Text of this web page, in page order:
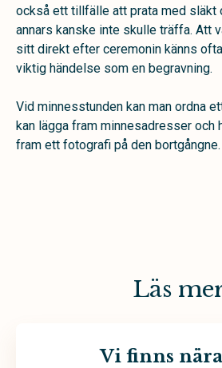
också ett tillfälle att prata med släkt
annars kanske inte skulle träffa. Att
sitt direkt efter ceremonin känns
viktig händelse som en begravning.
Vid minnesstunden kan man ordna
kan lägga fram minnesadresser och
fram ett fotografi på den bortgångne.
Läs
Vi finns